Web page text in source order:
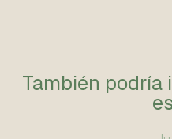
También podría